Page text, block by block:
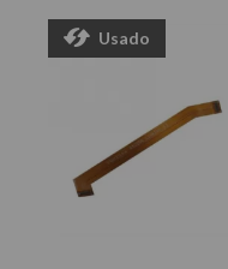
Usado